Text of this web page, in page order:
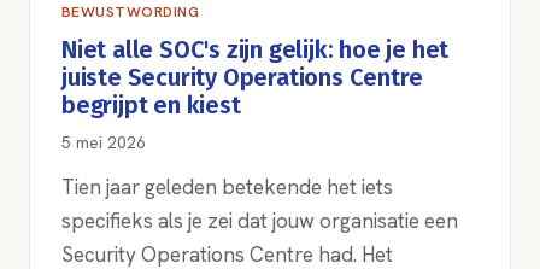
BEWUSTWORDING
Niet alle SOC's zijn gelijk: hoe je het
juiste Security Operations Centre
begrijpt en kiest
5 mei 2026
Tien jaar geleden betekende het iets
specifieks als je zei dat jouw organisatie een
Security Operations Centre had. Het